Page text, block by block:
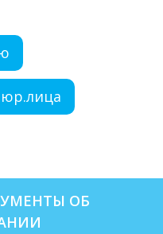
юр.лица
ОБ